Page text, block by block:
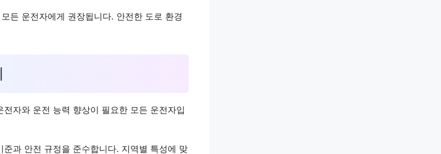
든 운전자에게 권장됩니다. 안전한 도로 환경
자와 운전 능력 향상이 필요한 모든 운전자입
과 안전 규정을 준수합니다. 지역별 특성에 맞